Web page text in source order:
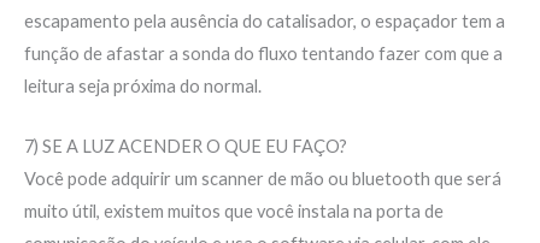
escapamento pela ausência do catalisador, o espaçador tem a
função de afastar a sonda do fluxo tentando fazer com que a
leitura seja próxima do normal.
7) SE A LUZ ACENDER O QUE EU FAÇO?
Você pode adquirir um scanner de mão ou bluetooth que será
muito útil, existem muitos que você instala na porta de